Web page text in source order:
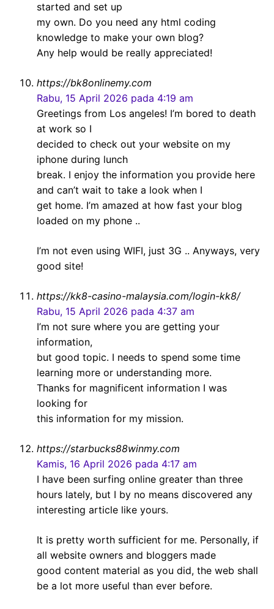
started and set up
my own. Do you need any html coding
knowledge to make your own blog?
Any help would be really appreciated!
https://bk8onlinemy.com
Rabu, 15 April 2026 pada 4:19 am
Greetings from Los angeles! I’m bored to death
at work so I
decided to check out your website on my
iphone during lunch
break. I enjoy the information you provide here
and can’t wait to take a look when I
get home. I’m amazed at how fast your blog
loaded on my phone ..
I’m not even using WIFI, just 3G .. Anyways, very
good site!
https://kk8-casino-malaysia.com/login-kk8/
Rabu, 15 April 2026 pada 4:37 am
I’m not sure where you are getting your
information,
but good topic. I needs to spend some time
learning more or understanding more.
Thanks for magnificent information I was
looking for
this information for my mission.
https://starbucks88winmy.com
Kamis, 16 April 2026 pada 4:17 am
I have been surfing online greater than three
hours lately, but I by no means discovered any
interesting article like yours.
It is pretty worth sufficient for me. Personally, if
all website owners and bloggers made
good content material as you did, the web shall
be a lot more useful than ever before.